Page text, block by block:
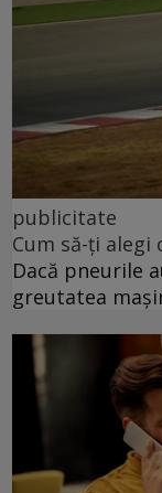
publicitate
Cum să-ți alegi
Dacă pneurile
greutatea